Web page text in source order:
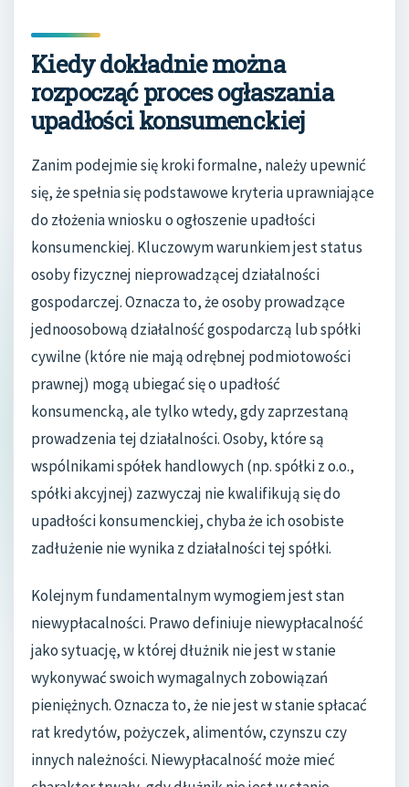
Kiedy dokładnie można
rozpocząć proces ogłaszania
upadłości konsumenckiej
Zanim podejmie się kroki formalne, należy upewnić
się, że spełnia się podstawowe kryteria uprawniające
do złożenia wniosku o ogłoszenie upadłości
konsumenckiej. Kluczowym warunkiem jest status
osoby fizycznej nieprowadzącej działalności
gospodarczej. Oznacza to, że osoby prowadzące
jednoosobową działalność gospodarczą lub spółki
cywilne (które nie mają odrębnej podmiotowości
prawnej) mogą ubiegać się o upadłość
konsumencką, ale tylko wtedy, gdy zaprzestaną
prowadzenia tej działalności. Osoby, które są
wspólnikami spółek handlowych (np. spółki z o.o.,
spółki akcyjnej) zazwyczaj nie kwalifikują się do
upadłości konsumenckiej, chyba że ich osobiste
zadłużenie nie wynika z działalności tej spółki.
Kolejnym fundamentalnym wymogiem jest stan
niewypłacalności. Prawo definiuje niewypłacalność
jako sytuację, w której dłużnik nie jest w stanie
wykonywać swoich wymagalnych zobowiązań
pieniężnych. Oznacza to, że nie jest w stanie spłacać
rat kredytów, pożyczek, alimentów, czynszu czy
innych należności. Niewypłacalność może mieć